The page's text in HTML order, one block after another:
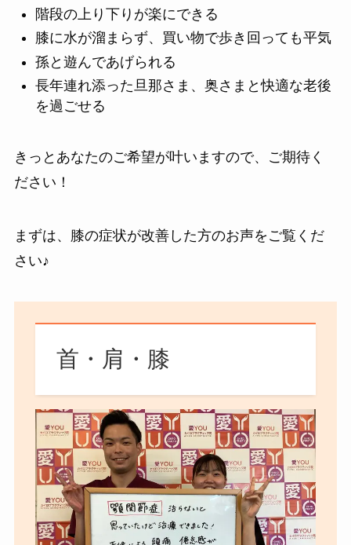
階段の上り下りが楽にできる
膝に水が溜まらず、買い物で歩き回っても平気
孫と遊んであげられる
長年連れ添った旦那さま、奥さまと快適な老後
を過ごせる
きっとあなたのご希望が叶いますので、ご期待く
ださい！
まずは、膝の症状が改善した方のお声をご覧くだ
さい♪
首・肩・膝